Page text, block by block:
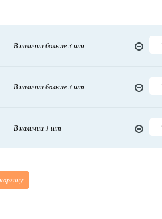
В наличии больше 3 шт
В наличии больше 3 шт
В наличии 1 шт